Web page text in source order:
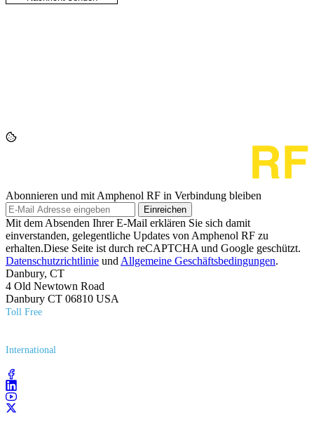
Abonnieren und mit Amphenol RF in Verbindung bleiben
Einreichen
Mit dem Absenden Ihrer E-Mail erklären Sie sich damit
einverstanden, gelegentliche Updates von Amphenol RF zu
erhalten.Diese Seite ist durch reCAPTCHA und Google geschützt.
Datenschutzrichtlinie und Allgemeine Geschäftsbedingungen.
Danbury, CT
4 Old Newtown Road
Danbury CT 06810 USA
Toll Free
International